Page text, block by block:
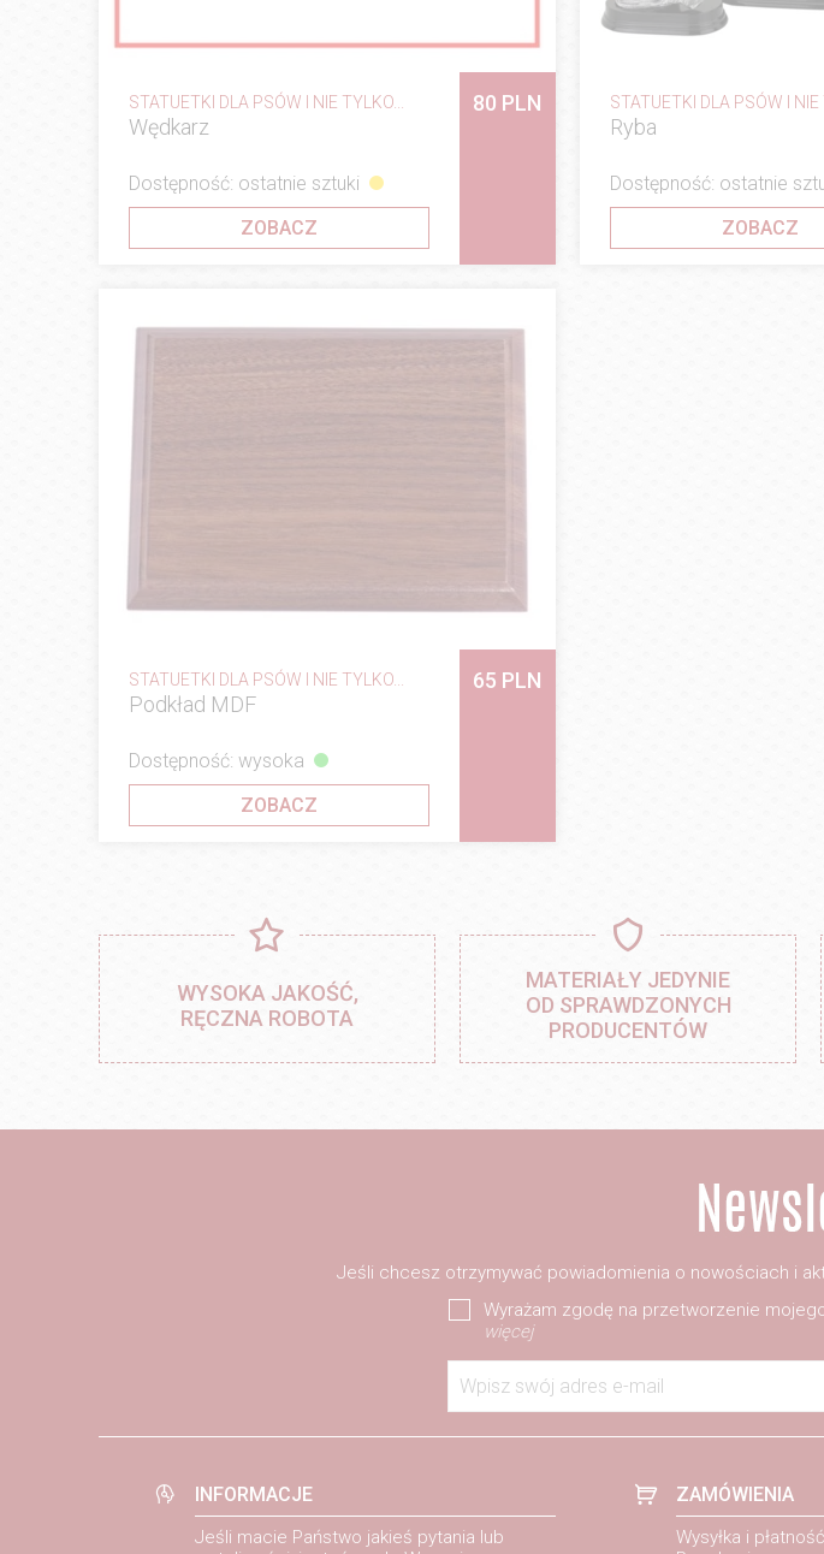
STATUETKI DLA PSÓW I NIE TYLKO...
Wędkarz
80 PLN
Dostępność: ostatnie sztuki
ZOBACZ
STATUETKI DLA PSÓW I NIE
Ryba
Dostępność: ostatnie
ZOBACZ
STATUETKI DLA PSÓW I NIE TYLKO...
Podkład MDF
65 PLN
Dostępność: wysoka
ZOBACZ
WYSOKA JAKOŚĆ,
RĘCZNA ROBOTA
MATERIAŁY JEDYNIE
OD SPRAWDZONYCH
PRODUCENTÓW
Jeśli chcesz otrzymywać powiadomienia o nowościach i
Wyrażam zgodę na przetworzenie
więcej
Wpisz swój adres e-mail
INFORMACJE
Jeśli macie Państwo jakieś pytania lub
ZAMÓWIENIA
Wysyłka i płatność